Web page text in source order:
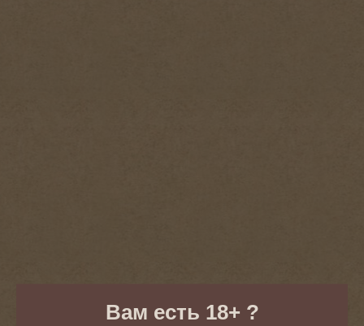
Вам есть 18+ ?
Итальянская классика: сочные томаты, хрустящие гренки,